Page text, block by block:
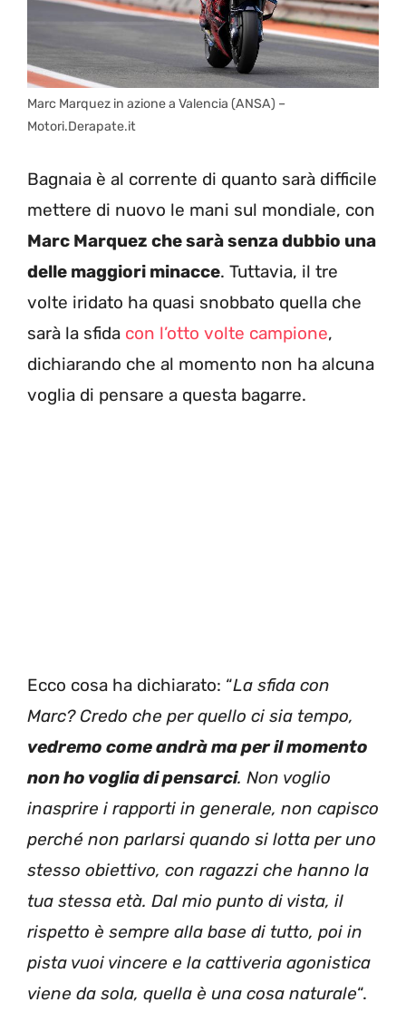
Marc Marquez in azione a Valencia (ANSA) –
Motori.Derapate.it
Bagnaia è al corrente di quanto sarà difficile
mettere di nuovo le mani sul mondiale, con
Marc Marquez che sarà senza dubbio una
delle maggiori minacce. Tuttavia, il tre
volte iridato ha quasi snobbato quella che
sarà la sfida con l’otto volte campione,
dichiarando che al momento non ha alcuna
voglia di pensare a questa bagarre.
Ecco cosa ha dichiarato: “La sfida con
Marc? Credo che per quello ci sia tempo,
vedremo come andrà ma per il momento
non ho voglia di pensarci. Non voglio
inasprire i rapporti in generale, non capisco
perché non parlarsi quando si lotta per uno
stesso obiettivo, con ragazzi che hanno la
tua stessa età. Dal mio punto di vista, il
rispetto è sempre alla base di tutto, poi in
pista vuoi vincere e la cattiveria agonistica
viene da sola, quella è una cosa naturale“.